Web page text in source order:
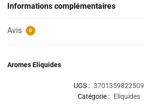
Informations complémentaires
Avis 0
Aromes Eliquides
UGS : 3701359822509
Catégorie : Eliquides